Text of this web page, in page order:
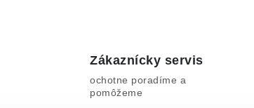
Zákaznícky servis
ochotne poradíme a
pomôžeme